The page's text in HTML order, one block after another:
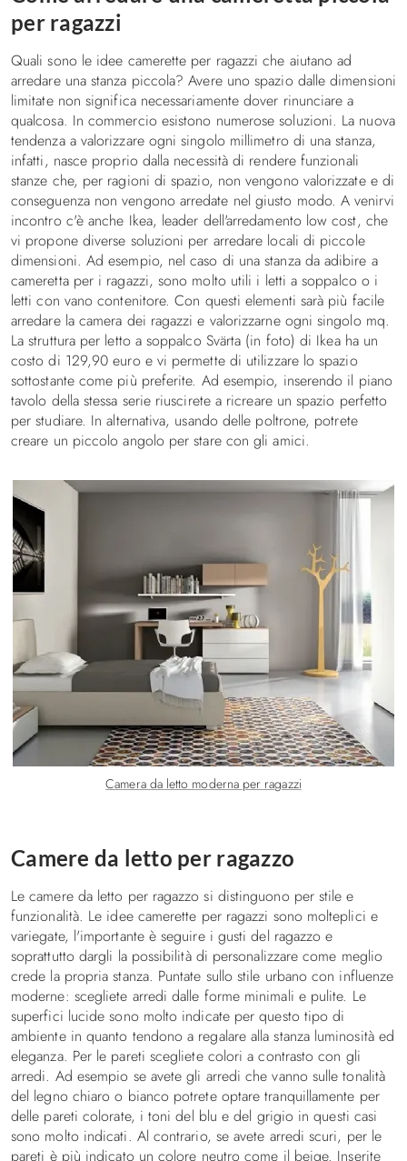
per ragazzi
Quali sono le idee camerette per ragazzi che aiutano ad
arredare una stanza piccola? Avere uno spazio dalle dimensioni
limitate non significa necessariamente dover rinunciare a
qualcosa. In commercio esistono numerose soluzioni. La nuova
tendenza a valorizzare ogni singolo millimetro di una stanza,
infatti, nasce proprio dalla necessità di rendere funzionali
stanze che, per ragioni di spazio, non vengono valorizzate e di
conseguenza non vengono arredate nel giusto modo. A venirvi
incontro c'è anche Ikea, leader dell'arredamento low cost, che
vi propone diverse soluzioni per arredare locali di piccole
dimensioni. Ad esempio, nel caso di una stanza da adibire a
cameretta per i ragazzi, sono molto utili i letti a soppalco o i
letti con vano contenitore. Con questi elementi sarà più facile
arredare la camera dei ragazzi e valorizzarne ogni singolo mq.
La struttura per letto a soppalco Svärta (in foto) di Ikea ha un
costo di 129,90 euro e vi permette di utilizzare lo spazio
sottostante come più preferite. Ad esempio, inserendo il piano
tavolo della stessa serie riuscirete a ricreare un spazio perfetto
per studiare. In alternativa, usando delle poltrone, potrete
creare un piccolo angolo per stare con gli amici.
Camera da letto moderna per ragazzi
Camere da letto per ragazzo
Le camere da letto per ragazzo si distinguono per stile e
funzionalità. Le idee camerette per ragazzi sono molteplici e
variegate, l'importante è seguire i gusti del ragazzo e
soprattutto dargli la possibilità di personalizzare come meglio
crede la propria stanza. Puntate sullo stile urbano con influenze
moderne: scegliete arredi dalle forme minimali e pulite. Le
superfici lucide sono molto indicate per questo tipo di
ambiente in quanto tendono a regalare alla stanza luminosità ed
eleganza. Per le pareti scegliete colori a contrasto con gli
arredi. Ad esempio se avete gli arredi che vanno sulle tonalità
del legno chiaro o bianco potrete optare tranquillamente per
delle pareti colorate, i toni del blu e del grigio in questi casi
sono molto indicati. Al contrario, se avete arredi scuri, per le
pareti è più indicato un colore neutro come il beige. Inserite